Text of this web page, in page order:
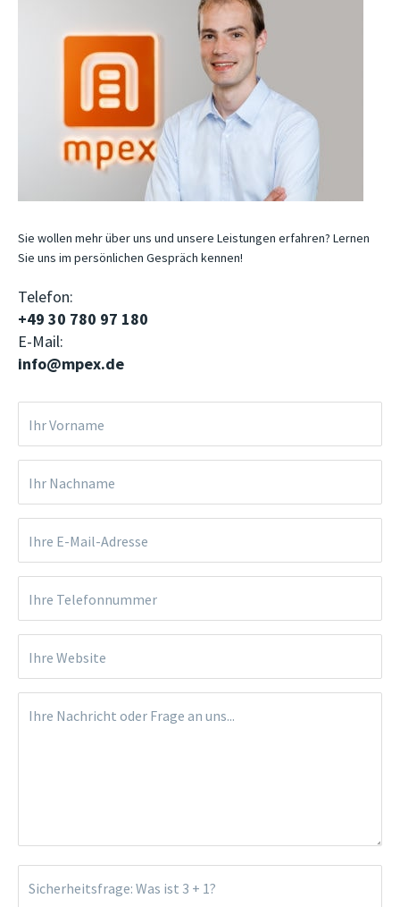
Sie wollen mehr über uns und unsere Leistungen erfahren? Lernen
Sie uns im persönlichen Gespräch kennen!
Telefon:
+49 30 780 97 180
E-Mail:
info@mpex.de
Ihr Vorname
Ihr Nachname
Ihre E-Mail-Adresse
Ihre Telefonnummer
Ihre Website
Ihre Nachricht oder Frage an uns...
Sicherheitsfrage: Was ist 3 + 1?